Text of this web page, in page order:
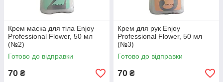
Крем маска для тіла Еnjoy
Professional Flower, 50 мл
(№2)
Готово до відправки
70 ₴
Крем для рук Еnjoy
Professional Flower, 50 мл
(№3)
Готово до відправки
70 ₴